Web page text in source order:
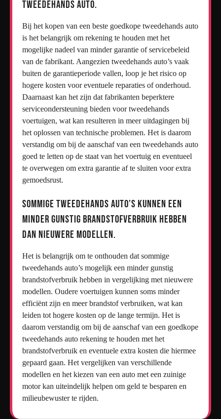
tweedehands auto.
Bij het kopen van een beste goedkope tweedehands auto
is het belangrijk om rekening te houden met het
mogelijke nadeel van minder garantie of servicebeleid
van de fabrikant. Aangezien tweedehands auto’s vaak
buiten de garantieperiode vallen, loop je het risico op
hogere kosten voor eventuele reparaties of onderhoud.
Daarnaast kan het zijn dat fabrikanten beperktere
serviceondersteuning bieden voor tweedehands
voertuigen, wat kan resulteren in meer uitdagingen bij
het oplossen van technische problemen. Het is daarom
verstandig om bij de aanschaf van een tweedehands auto
goed te letten op de staat van het voertuig en eventueel
te overwegen om extra garantie af te sluiten voor extra
gemoedsrust.
Sommige tweedehands auto’s kunnen een
minder gunstig brandstofverbruik hebben
dan nieuwere modellen.
Het is belangrijk om te onthouden dat sommige
tweedehands auto’s mogelijk een minder gunstig
brandstofverbruik hebben in vergelijking met nieuwere
modellen. Oudere voertuigen kunnen soms minder
efficiënt zijn en meer brandstof verbruiken, wat kan
leiden tot hogere kosten op de lange termijn. Het is
daarom verstandig om bij de aanschaf van een goedkope
tweedehands auto rekening te houden met het
brandstofverbruik en eventuele extra kosten die hiermee
gepaard gaan. Het vergelijken van verschillende
modellen en het kiezen van een auto met een zuinige
motor kan uiteindelijk helpen om geld te besparen en
milieubewuster te rijden.